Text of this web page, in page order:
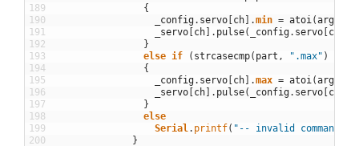
189
190
191
192
193
194
195
196
197
198
199
200
{
_config. servo ch .min = atoi(arg
_servo ch . pulse( _config. servo ch
}
else if ( strcasecmp( part , ".max" )
{
_config. servo ch .max = atoi(arg
_servo ch . pulse( _config. servo ch
}
else
Serial. printf( "-- invalid command
}